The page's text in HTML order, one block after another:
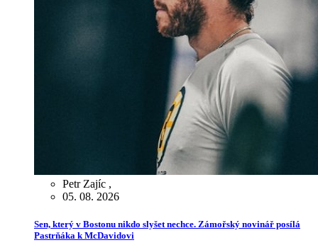
Petr Zajíc ,
05. 08. 2026
Sen, který v Bostonu nikdo slyšet nechce. Zámořský novinář posílá
Pastrňáka k McDavidovi